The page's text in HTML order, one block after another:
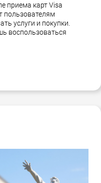
приема карт Visa
пользователям
услуги и покупки.
воспользоваться